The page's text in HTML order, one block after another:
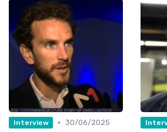
Interview • 30/06/2025